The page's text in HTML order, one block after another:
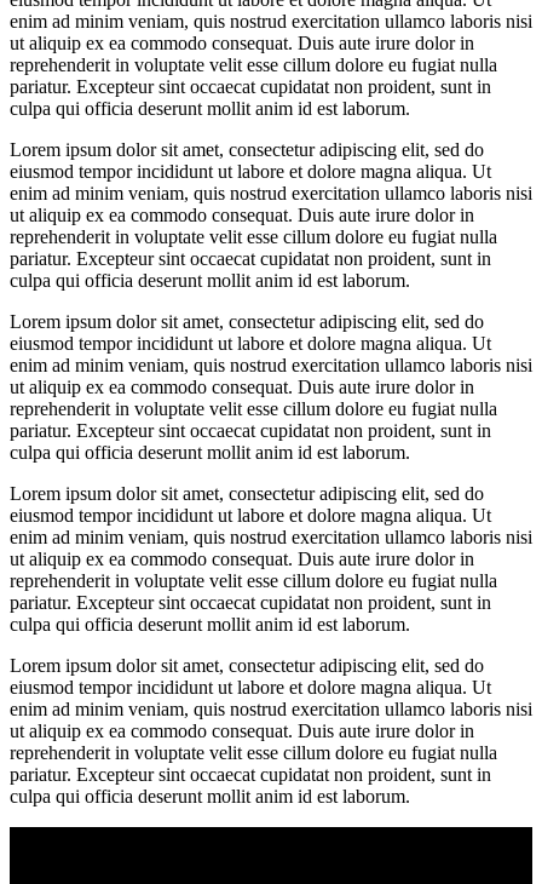
enim ad minim veniam, quis nostrud exercitation ullamco laboris nisi
ut aliquip ex ea commodo consequat. Duis aute irure dolor in
reprehenderit in voluptate velit esse cillum dolore eu fugiat nulla
pariatur. Excepteur sint occaecat cupidatat non proident, sunt in
culpa qui officia deserunt mollit anim id est laborum.
Lorem ipsum dolor sit amet, consectetur adipiscing elit, sed do
eiusmod tempor incididunt ut labore et dolore magna aliqua. Ut
enim ad minim veniam, quis nostrud exercitation ullamco laboris nisi
ut aliquip ex ea commodo consequat. Duis aute irure dolor in
reprehenderit in voluptate velit esse cillum dolore eu fugiat nulla
pariatur. Excepteur sint occaecat cupidatat non proident, sunt in
culpa qui officia deserunt mollit anim id est laborum.
Lorem ipsum dolor sit amet, consectetur adipiscing elit, sed do
eiusmod tempor incididunt ut labore et dolore magna aliqua. Ut
enim ad minim veniam, quis nostrud exercitation ullamco laboris nisi
ut aliquip ex ea commodo consequat. Duis aute irure dolor in
reprehenderit in voluptate velit esse cillum dolore eu fugiat nulla
pariatur. Excepteur sint occaecat cupidatat non proident, sunt in
culpa qui officia deserunt mollit anim id est laborum.
Lorem ipsum dolor sit amet, consectetur adipiscing elit, sed do
eiusmod tempor incididunt ut labore et dolore magna aliqua. Ut
enim ad minim veniam, quis nostrud exercitation ullamco laboris nisi
ut aliquip ex ea commodo consequat. Duis aute irure dolor in
reprehenderit in voluptate velit esse cillum dolore eu fugiat nulla
pariatur. Excepteur sint occaecat cupidatat non proident, sunt in
culpa qui officia deserunt mollit anim id est laborum.
Lorem ipsum dolor sit amet, consectetur adipiscing elit, sed do
eiusmod tempor incididunt ut labore et dolore magna aliqua. Ut
enim ad minim veniam, quis nostrud exercitation ullamco laboris nisi
ut aliquip ex ea commodo consequat. Duis aute irure dolor in
reprehenderit in voluptate velit esse cillum dolore eu fugiat nulla
pariatur. Excepteur sint occaecat cupidatat non proident, sunt in
culpa qui officia deserunt mollit anim id est laborum.